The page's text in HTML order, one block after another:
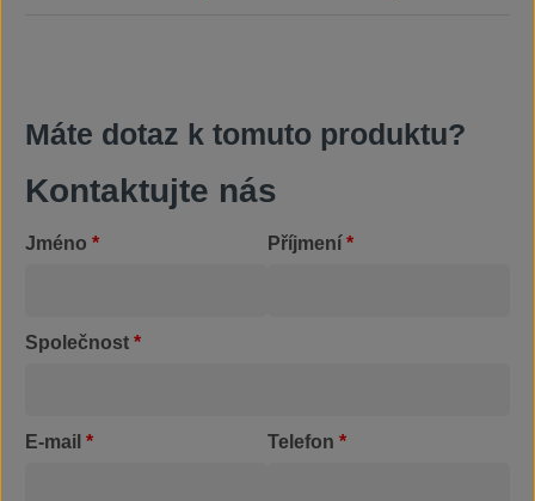
Máte dotaz k tomuto produktu?
Kontaktujte nás
Jméno * Příjmení *
Společnost *
E-mail * Telefon *